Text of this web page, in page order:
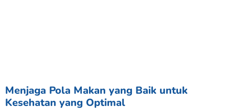
Menjaga Pola Makan yang Baik untuk
Kesehatan yang Optimal